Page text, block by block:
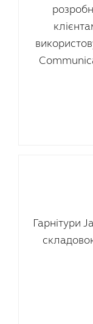
Гарнітури